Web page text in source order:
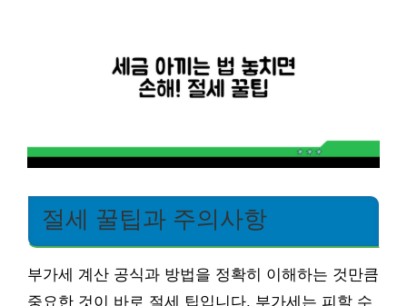
절세 꿀팁과 주의사항
부가세 계산 공식과 방법을 정확히 이해하는 것만큼
중요한 것이 바로 절세 팁입니다. 부가세는 피할 수